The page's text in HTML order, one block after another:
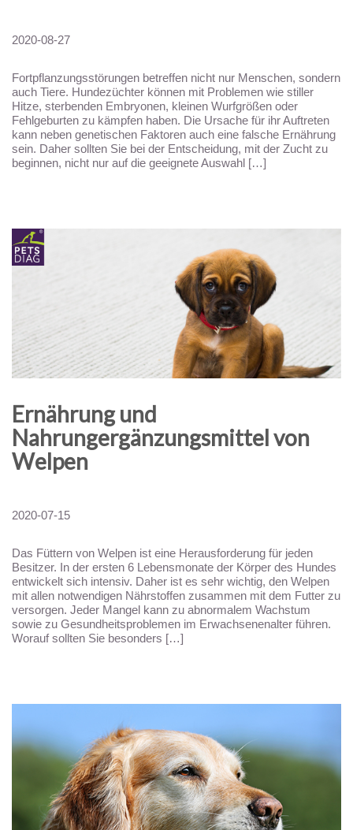
2020-08-27
Fortpflanzungsstörungen betreffen nicht nur Menschen, sondern
auch Tiere. Hundezüchter können mit Problemen wie stiller
Hitze, sterbenden Embryonen, kleinen Wurfgrößen oder
Fehlgeburten zu kämpfen haben. Die Ursache für ihr Auftreten
kann neben genetischen Faktoren auch eine falsche Ernährung
sein. Daher sollten Sie bei der Entscheidung, mit der Zucht zu
beginnen, nicht nur auf die geeignete Auswahl […]
Ernährung und
Nahrungergänzungsmittel von
Welpen
2020-07-15
Das Füttern von Welpen ist eine Herausforderung für jeden
Besitzer. In der ersten 6 Lebensmonate der Körper des Hundes
entwickelt sich intensiv. Daher ist es sehr wichtig, den Welpen
mit allen notwendigen Nährstoffen zusammen mit dem Futter zu
versorgen. Jeder Mangel kann zu abnormalem Wachstum
sowie zu Gesundheitsproblemen im Erwachsenenalter führen.
Worauf sollten Sie besonders […]